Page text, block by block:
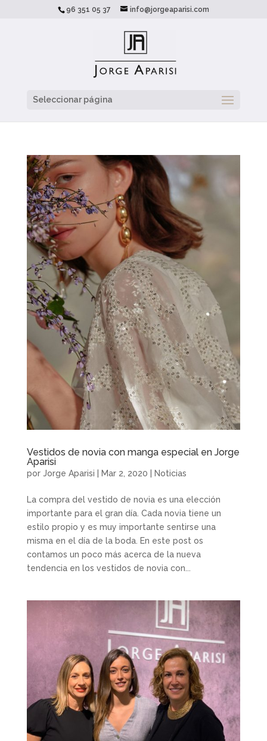
96 351 05 37 info@jorgeaparisi.com
Seleccionar página
Vestidos de novia con manga especial en Jorge
Aparisi
por Jorge Aparisi Mar 2, 2020 Noticias
La compra del vestido de novia es una elección
importante para el gran día. Cada novia tiene un
estilo propio y es muy importante sentirse una
misma en el día de la boda. En este post os
contamos un poco más acerca de la nueva
tendencia en los vestidos de novia con...